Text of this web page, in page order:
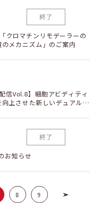
終了
クロマチンリモデーラーの
メカニズム」のご案内
信Vol.8】細胞アビディティ
上させた新しいデュアルC
終了
お知らせ
8 9